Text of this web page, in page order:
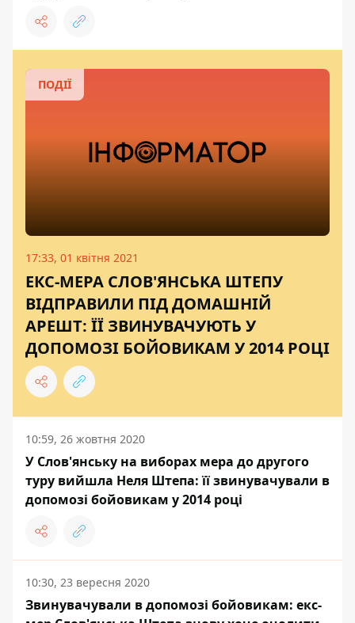
ПОДІЇ
17:33, 01 квітня 2021
ЕКС-МЕРА СЛОВ'ЯНСЬКА ШТЕПУ
ВІДПРАВИЛИ ПІД ДОМАШНІЙ
АРЕШТ: ЇЇ ЗВИНУВАЧУЮТЬ У
ДОПОМОЗІ БОЙОВИКАМ У 2014 РОЦІ
10:59, 26 жовтня 2020
У Слов'янську на виборах мера до другого
туру вийшла Неля Штепа: її звинувачували в
допомозі бойовикам у 2014 році
10:30, 23 вересня 2020
Звинувачували в допомозі бойовикам: екс-